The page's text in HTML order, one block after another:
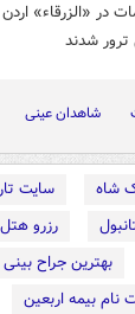
در «الزرقاء» اردن
شدند
شاهدان عینی
شاه
سایت
رزرو
بهترین جراح
نام بیمه اربعین